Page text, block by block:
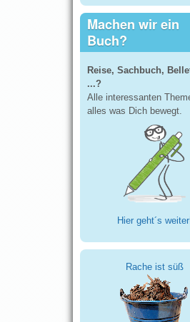
Machen wir ein
Buch?
Reise, Sachbuch,
...?
Alle interessanten
alles was Dich bewegt.
Hier geht´s
Rache ist süß